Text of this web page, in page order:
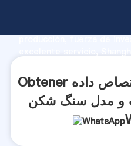
producción, fuerza de
y aporta valores a todos
Obtener مزرعه ذغال سنگ اختصاص داده